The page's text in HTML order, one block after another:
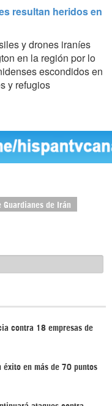
resultan heridos en
y drones iraníes
en la región por lo
escondidos en
y refugios
Guardianes de Irán
contra 18 empresas de
éxito en más de 70 puntos
ataques contra